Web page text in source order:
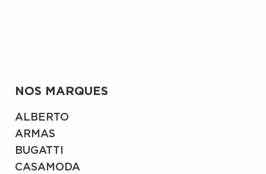
NOS MARQUES
ALBERTO
ARMAS
BUGATTI
CASAMODA